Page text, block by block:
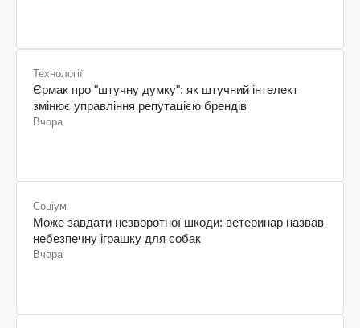
Технології
Єрмак про "штучну думку": як штучний інтелект
змінює управління репутацією брендів
Вчора
Соціум
Може завдати незворотної шкоди: ветеринар назвав
небезпечну іграшку для собак
Вчора